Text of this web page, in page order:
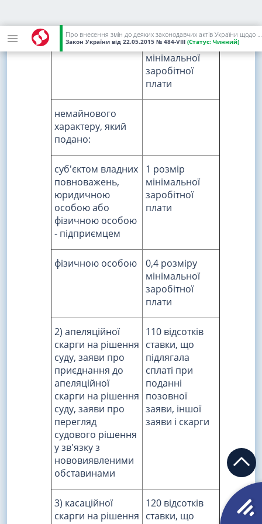
Про внесення змін до деяких законодавчих актів України щодо сплати судового збору
Закон України від 22.05.2015 № 484-VIII (Статус: Чинний)
більше 5
розмірів
мінімальної
заробітної
плати
немайнового
характеру, який
подано:
суб'єктом владних
повноважень,
юридичною
особою або
фізичною особою
- підприємцем
1 розмір
мінімальної
заробітної
плати
фізичною особою
0,4 розміру
мінімальної
заробітної
плати
2) апеляційної
скарги на рішення
суду, заяви про
приєднання до
апеляційної
скарги на рішення
суду, заяви про
перегляд
судового рішення
у зв'язку з
нововиявленими
обставинами
110 відсотків
ставки, що
підлягала
сплаті при
поданні
позовної
заяви, іншої
заяви і скарги
3) касаційної
скарги на рішення
120 відсотків
ставки, що